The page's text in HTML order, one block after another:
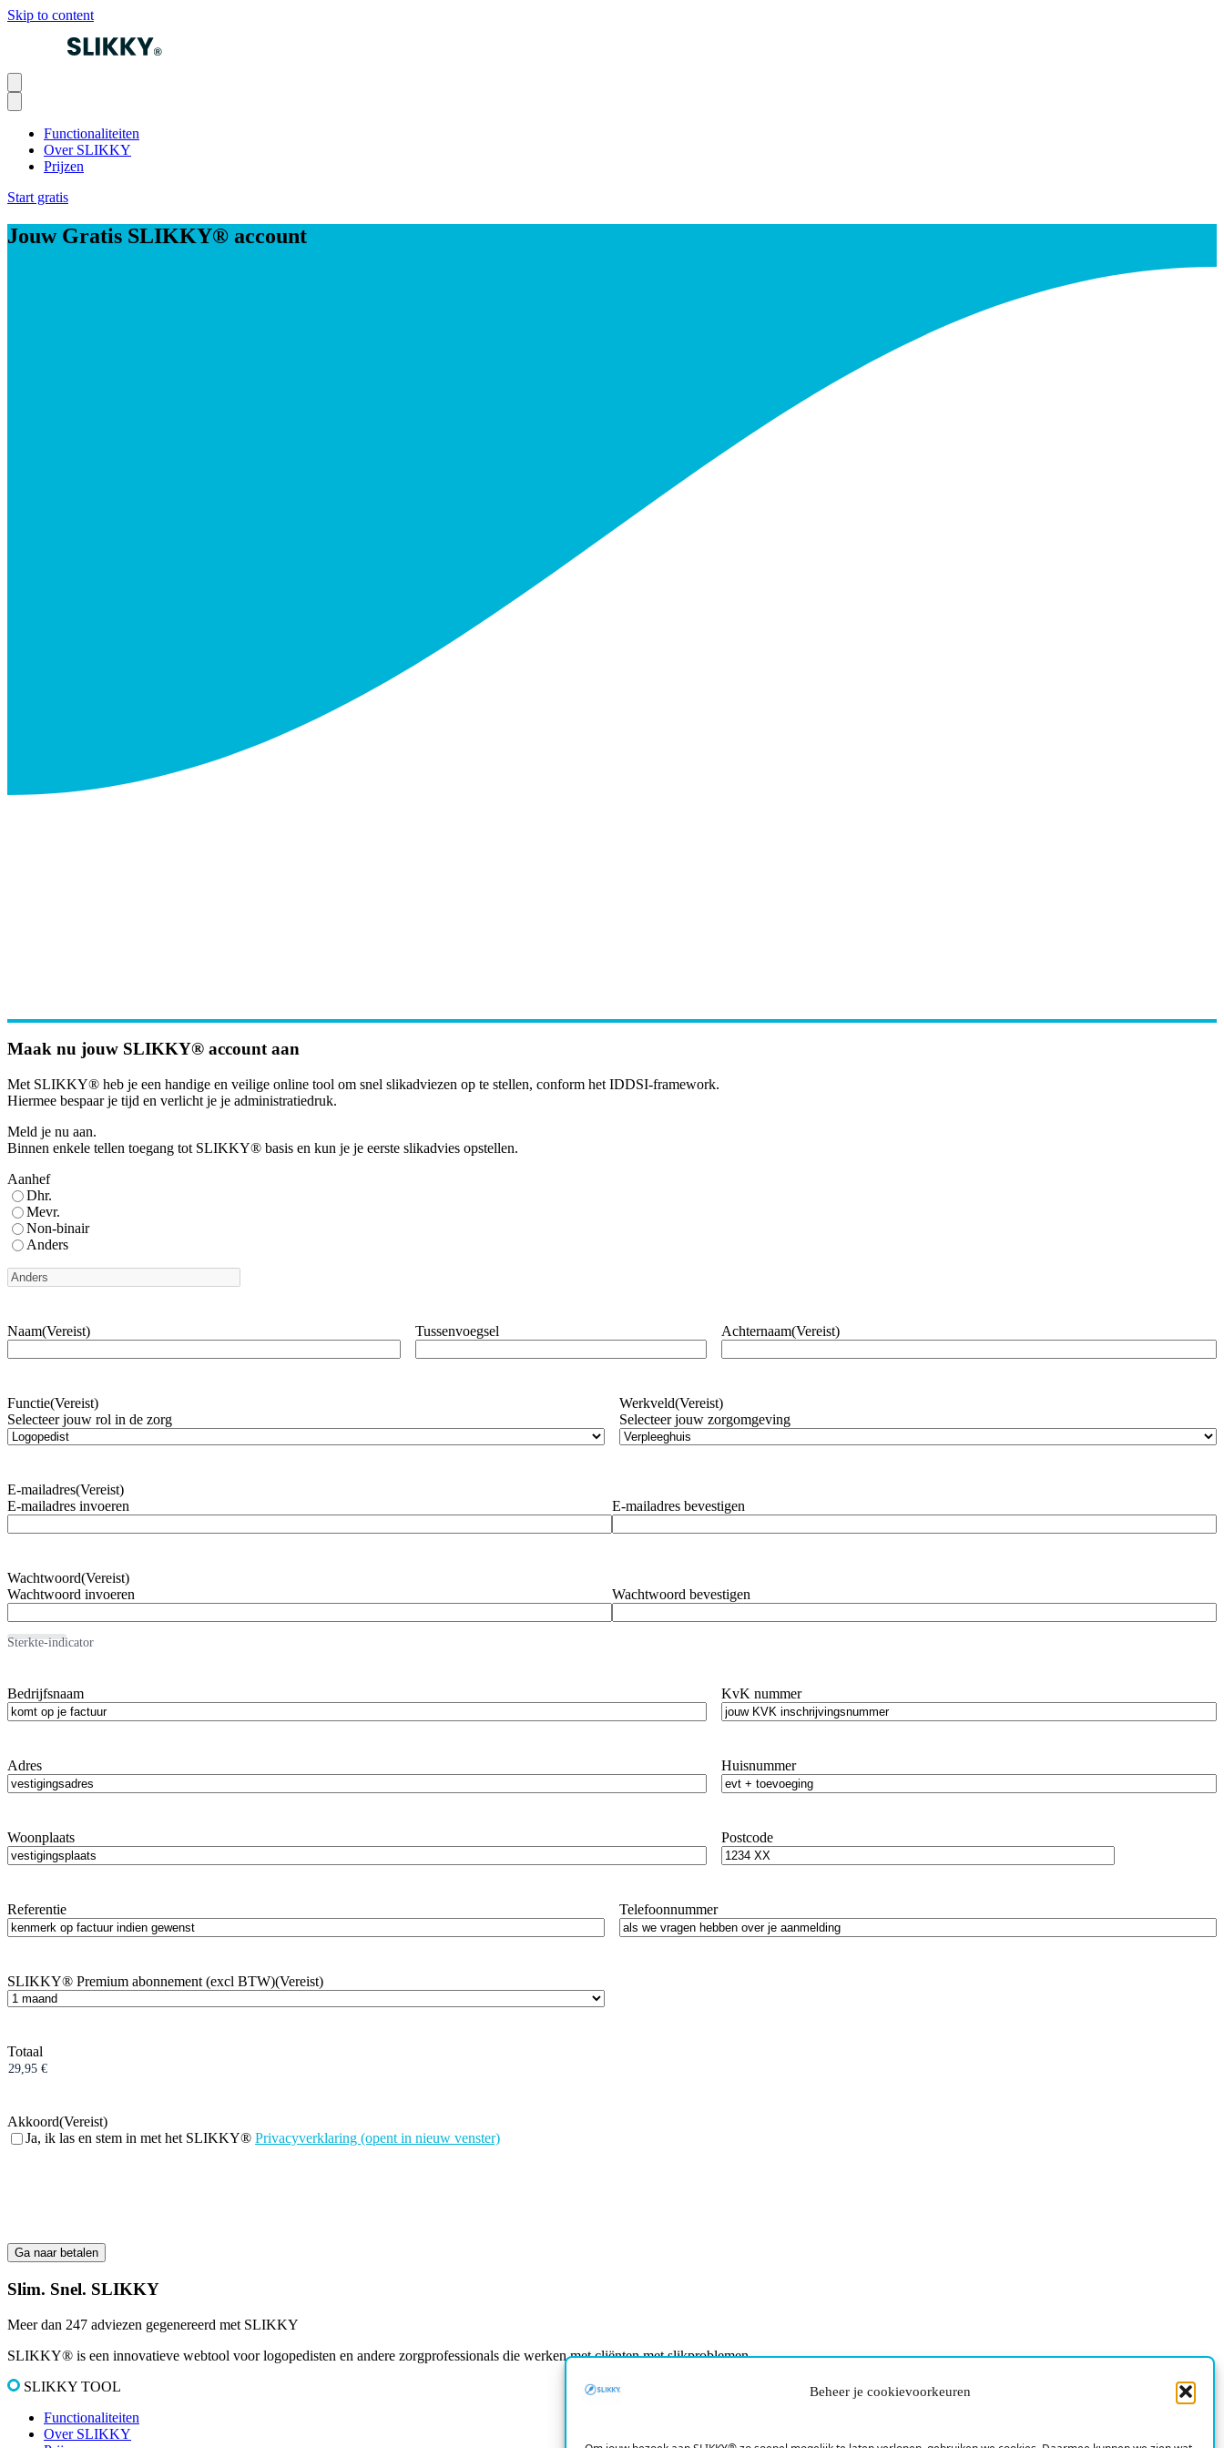
Beheer je cookievoorkeuren
Skip to content
Functionaliteiten
Over SLIKKY
Prijzen
Start gratis
Jouw Gratis SLIKKY® account
Maak nu jouw SLIKKY® account aan
Met SLIKKY® heb je een handige en veilige online tool om snel slikadviezen op te stellen, conform het IDDSI-framework.
Hiermee bespaar je tijd en verlicht je je administratiedruk.
Meld je nu aan.
Binnen enkele tellen toegang tot SLIKKY® basis en kun je je eerste slikadvies opstellen.
Aanhef
Dhr.
Mevr.
Non-binair
Anders
Naam(Vereist) Tussenvoegsel Achternaam(Vereist)
Functie(Vereist)
Selecteer jouw rol in de zorg
Werkveld(Vereist)
Selecteer jouw zorgomgeving
E-mailadres(Vereist)
E-mailadres invoeren
E-mailadres bevestigen
Wachtwoord(Vereist)
Wachtwoord invoeren
Wachtwoord bevestigen
Sterkte-indicator
Bedrijfsnaam KvK nummer
Adres Huisnummer
Woonplaats Postcode
Referentie Telefoonnummer
SLIKKY® Premium abonnement (excl BTW)(Vereist)
Totaal
Akkoord(Vereist)
Ja, ik las en stem in met het SLIKKY® Privacyverklaring (opent in nieuw venster)
Slim. Snel. SLIKKY
Meer dan 247 adviezen gegenereerd met SLIKKY
SLIKKY® is een innovatieve webtool voor logopedisten en andere zorgprofessionals die werken met cliënten met slikproblemen.
SLIKKY TOOL
Functionaliteiten
Over SLIKKY